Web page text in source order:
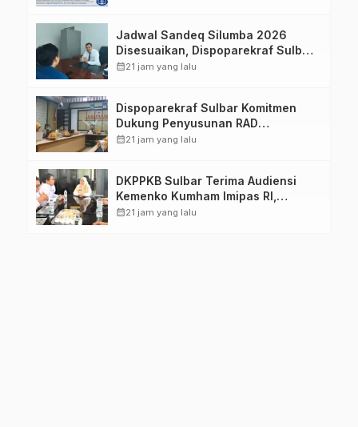
Jadwal Sandeq Silumba 2026
Disesuaikan, Dispoparekraf Sulbar
Pastikan Persiapan Tetap
calendar_month21 jam yang lalu
Dispoparekraf Sulbar Komitmen
Dukung Penyusunan RAD
TPB/SDGs Sulawesi Barat
calendar_month21 jam yang lalu
DKPPKB Sulbar Terima Audiensi
Kemenko Kumham Imipas RI,
Perkuat Pelayanan Kesehatan bagi
calendar_month21 jam yang lalu